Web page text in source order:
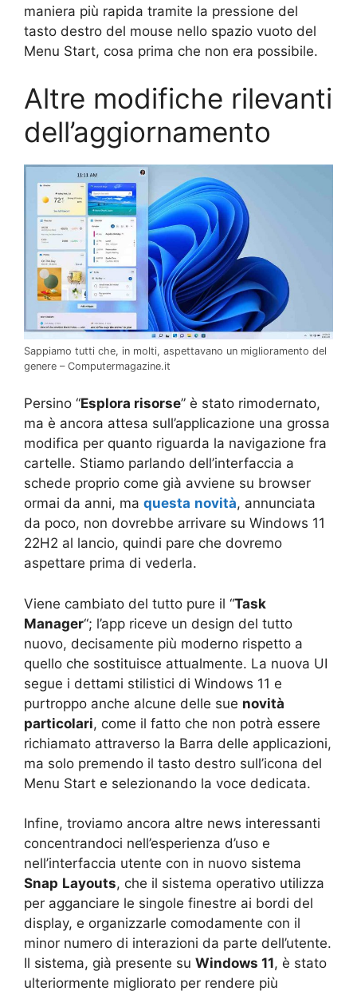
maniera più rapida tramite la pressione del
tasto destro del mouse nello spazio vuoto del
Menu Start, cosa prima che non era possibile.
Altre modifiche rilevanti
dell’aggiornamento
Sappiamo tutti che, in molti, aspettavano un miglioramento del
genere – Computermagazine.it
Persino “Esplora risorse” è stato rimodernato,
ma è ancora attesa sull’applicazione una grossa
modifica per quanto riguarda la navigazione fra
cartelle. Stiamo parlando dell’interfaccia a
schede proprio come già avviene su browser
ormai da anni, ma questa novità, annunciata
da poco, non dovrebbe arrivare su Windows 11
22H2 al lancio, quindi pare che dovremo
aspettare prima di vederla.
Viene cambiato del tutto pure il “Task
Manager“; l’app riceve un design del tutto
nuovo, decisamente più moderno rispetto a
quello che sostituisce attualmente. La nuova UI
segue i dettami stilistici di Windows 11 e
purtroppo anche alcune delle sue novità
particolari, come il fatto che non potrà essere
richiamato attraverso la Barra delle applicazioni,
ma solo premendo il tasto destro sull’icona del
Menu Start e selezionando la voce dedicata.
Infine, troviamo ancora altre news interessanti
concentrandoci nell’esperienza d’uso e
nell’interfaccia utente con in nuovo sistema
Snap Layouts, che il sistema operativo utilizza
per agganciare le singole finestre ai bordi del
display, e organizzarle comodamente con il
minor numero di interazioni da parte dell’utente.
Il sistema, già presente su Windows 11, è stato
ulteriormente migliorato per rendere più